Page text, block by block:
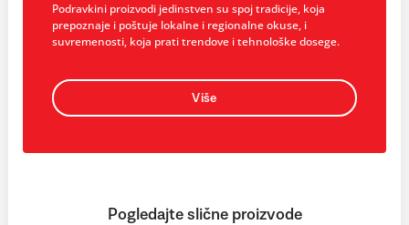
Podravkini proizvodi jedinstven su spoj tradicije, koja
prepoznaje i poštuje lokalne i regionalne okuse, i
suvremenosti, koja prati trendove i tehnološke dosege.
Više
Pogledajte slične proizvode